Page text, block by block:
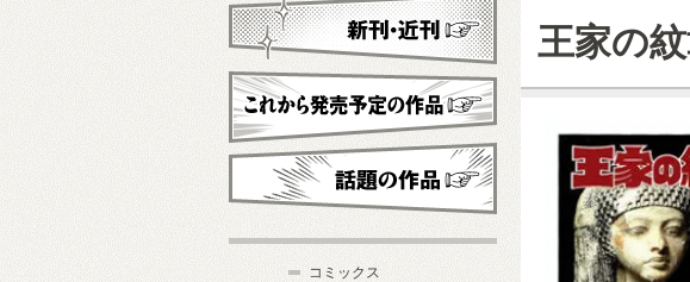
王家の
新刊・近刊
これから発売予定
コミックス